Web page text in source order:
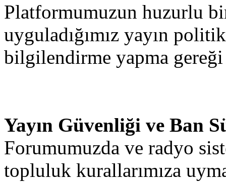
Platformumuzun huzurlu
uyguladığımız yayın
bilgilendirme yapma
Yayın Güvenliği ve Ban
Forumumuzda ve radyo
topluluk kurallarımıza